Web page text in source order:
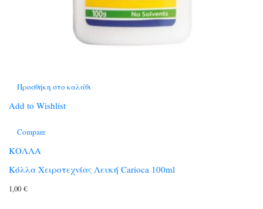
Προσθήκη στο καλάθι
Add to Wishlist
Compare
ΚΟΛΛΑ
Κόλλα Χειροτεχνίας Λευκή Carioca 100ml
1,00 €